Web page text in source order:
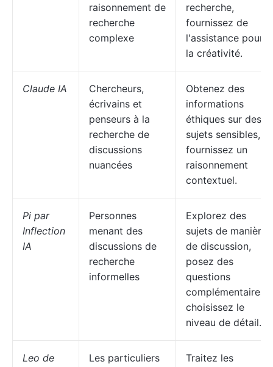
raisonnement de
recherche
complexe
recherche,
fournissez de
l'assistance pour
la créativité.
Claude IA
Chercheurs,
écrivains et
penseurs à la
recherche de
discussions
nuancées
Obtenez des
informations
éthiques sur des
sujets sensibles,
fournissez un
raisonnement
contextuel.
Pi par
Inflection
IA
Personnes
menant des
discussions de
recherche
informelles
Explorez des
sujets de manière
de discussion,
posez des
questions
complémentaires,
choisissez le
niveau de détail.
Leo de
Les particuliers
Traitez les